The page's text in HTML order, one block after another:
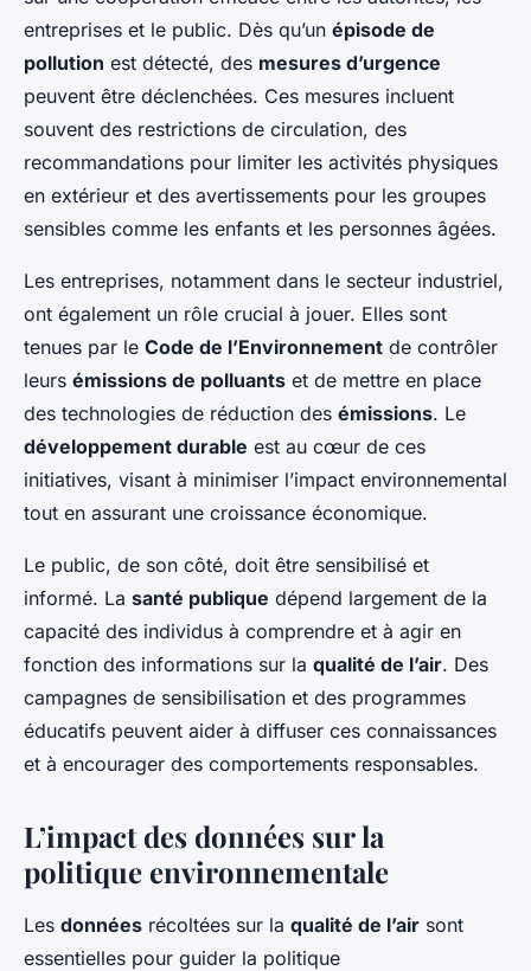
entreprises et le public. Dès qu’un épisode de
pollution est détecté, des mesures d’urgence
peuvent être déclenchées. Ces mesures incluent
souvent des restrictions de circulation, des
recommandations pour limiter les activités physiques
en extérieur et des avertissements pour les groupes
sensibles comme les enfants et les personnes âgées.
Les entreprises, notamment dans le secteur industriel,
ont également un rôle crucial à jouer. Elles sont
tenues par le Code de l’Environnement de contrôler
leurs émissions de polluants et de mettre en place
des technologies de réduction des émissions. Le
développement durable est au cœur de ces
initiatives, visant à minimiser l’impact environnemental
tout en assurant une croissance économique.
Le public, de son côté, doit être sensibilisé et
informé. La santé publique dépend largement de la
capacité des individus à comprendre et à agir en
fonction des informations sur la qualité de l’air. Des
campagnes de sensibilisation et des programmes
éducatifs peuvent aider à diffuser ces connaissances
et à encourager des comportements responsables.
L’impact des données sur la
politique environnementale
Les données récoltées sur la qualité de l’air sont
essentielles pour guider la politique